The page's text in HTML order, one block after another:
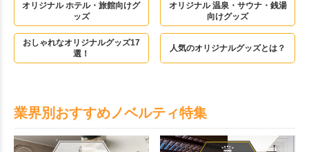
オリジナル ホテル・旅館向けグ
ッズ
オリジナル 温泉・サウナ・銭湯
向けグッズ
おしゃれなオリジナルグッズ17
選！
人気のオリジナルグッズとは？
業界別おすすめノベルティ特集